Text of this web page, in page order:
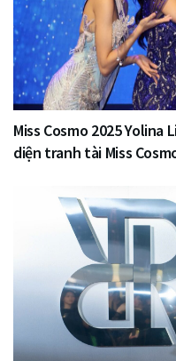
Miss Cosmo 2025
diện tranh tài Miss